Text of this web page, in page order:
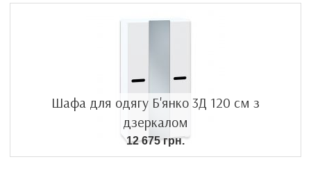
Шафа для одягу Б'янко 3Д 120 см з
дзеркалом
12 675 грн.